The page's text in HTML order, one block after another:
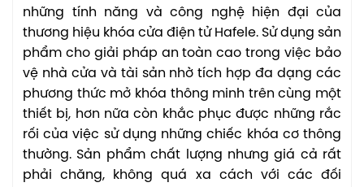
những tính năng và công nghệ hiện đại của
thương hiệu khóa cửa điện tử Hafele. Sử dụng sản
phẩm cho giải pháp an toàn cao trong việc bảo
vệ nhà cửa và tài sản nhờ tích hợp đa dạng các
phương thức mở khóa thông minh trên cùng một
thiết bị, hơn nữa còn khắc phục được những rắc
rối của việc sử dụng những chiếc khóa cơ thông
thường. Sản phẩm chất lượng nhưng giá cả rất
phải chăng, không quá xa cách với các đối